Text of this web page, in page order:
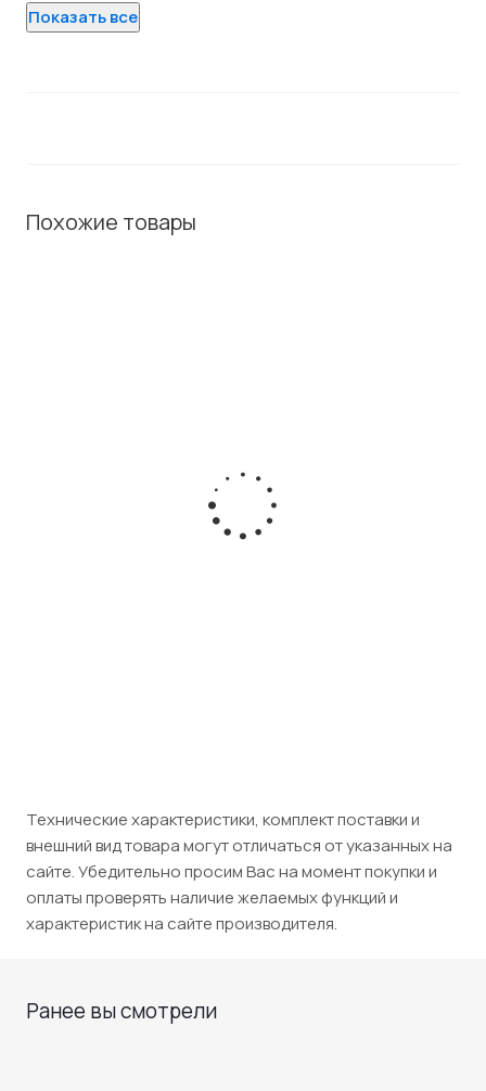
Показать все
Похожие товары
Преобразователь MOXA CN2650I-8-2AC
Есть в наличии
Технические характеристики, комплект поставки и
внешний вид товара могут отличаться от указанных на
сайте. Убедительно просим Вас на момент покупки и
оплаты проверять наличие желаемых функций и
характеристик на сайте производителя.
Ранее вы смотрели